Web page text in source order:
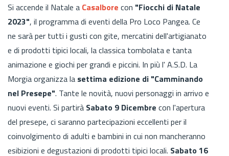
Si accende il Natale a Casalbore con "Fiocchi di Natale
2023", il programma di eventi della Pro Loco Pangea. Ce
ne sarà per tutti i gusti con gite, mercatini dell'artigianato
e di prodotti tipici locali, la classica tombolata e tanta
animazione e giochi per grandi e piccini. In più l' A.S.D. La
Morgia organizza la settima edizione di "Camminando
nel Presepe". Tante le novità, nuovi personaggi in arrivo e
nuovi eventi. Si partirà Sabato 9 Dicembre con l'apertura
del presepe, ci saranno partecipazioni eccellenti per il
coinvolgimento di adulti e bambini in cui non mancheranno
esibizioni e degustazioni di prodotti tipici locali. Sabato 16